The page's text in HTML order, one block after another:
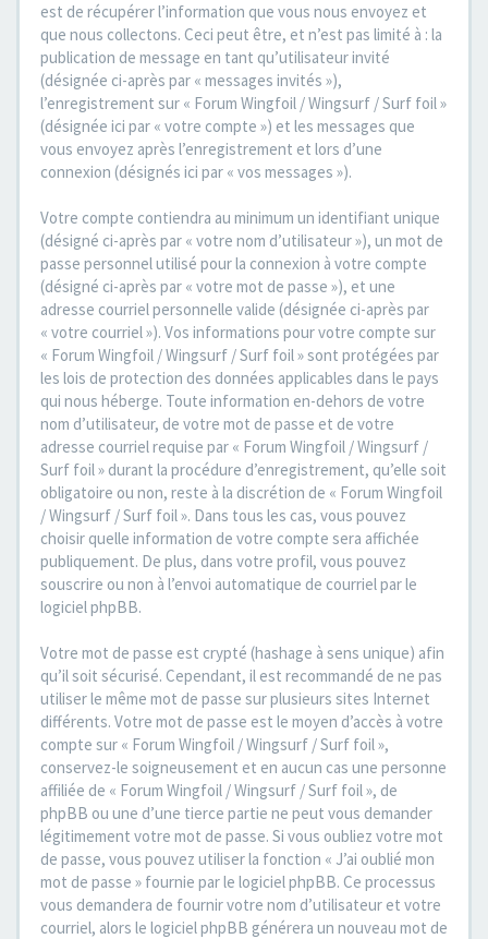
est de récupérer l’information que vous nous envoyez et
que nous collectons. Ceci peut être, et n’est pas limité à : la
publication de message en tant qu’utilisateur invité
(désignée ci-après par « messages invités »),
l’enregistrement sur « Forum Wingfoil / Wingsurf / Surf foil »
(désignée ici par « votre compte ») et les messages que
vous envoyez après l’enregistrement et lors d’une
connexion (désignés ici par « vos messages »).
Votre compte contiendra au minimum un identifiant unique
(désigné ci-après par « votre nom d’utilisateur »), un mot de
passe personnel utilisé pour la connexion à votre compte
(désigné ci-après par « votre mot de passe »), et une
adresse courriel personnelle valide (désignée ci-après par
« votre courriel »). Vos informations pour votre compte sur
« Forum Wingfoil / Wingsurf / Surf foil » sont protégées par
les lois de protection des données applicables dans le pays
qui nous héberge. Toute information en-dehors de votre
nom d’utilisateur, de votre mot de passe et de votre
adresse courriel requise par « Forum Wingfoil / Wingsurf /
Surf foil » durant la procédure d’enregistrement, qu’elle soit
obligatoire ou non, reste à la discrétion de « Forum Wingfoil
/ Wingsurf / Surf foil ». Dans tous les cas, vous pouvez
choisir quelle information de votre compte sera affichée
publiquement. De plus, dans votre profil, vous pouvez
souscrire ou non à l’envoi automatique de courriel par le
logiciel phpBB.
Votre mot de passe est crypté (hashage à sens unique) afin
qu’il soit sécurisé. Cependant, il est recommandé de ne pas
utiliser le même mot de passe sur plusieurs sites Internet
différents. Votre mot de passe est le moyen d’accès à votre
compte sur « Forum Wingfoil / Wingsurf / Surf foil »,
conservez-le soigneusement et en aucun cas une personne
affiliée de « Forum Wingfoil / Wingsurf / Surf foil », de
phpBB ou une d’une tierce partie ne peut vous demander
légitimement votre mot de passe. Si vous oubliez votre mot
de passe, vous pouvez utiliser la fonction « J’ai oublié mon
mot de passe » fournie par le logiciel phpBB. Ce processus
vous demandera de fournir votre nom d’utilisateur et votre
courriel, alors le logiciel phpBB générera un nouveau mot de